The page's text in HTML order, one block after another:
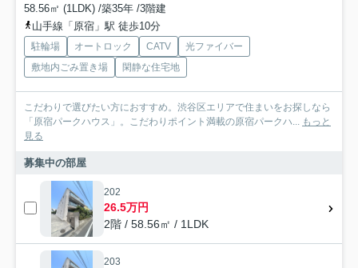
58.56㎡ (1LDK) /築35年 /3階建
山手線「原宿」駅 徒歩10分
駐輪場 オートロック CATV
光ファイバー
敷地内ごみ置き場
閑静な住宅地
こだわりで選びたい方におすすめ。渋谷区エリアで住まいをお探しなら
「原宿パークハウス」。こだわりポイント満載の原宿パークハ...
もっと
見る
募集中の部屋
202
26.5万円
2階 / 58.56㎡ / 1LDK
203